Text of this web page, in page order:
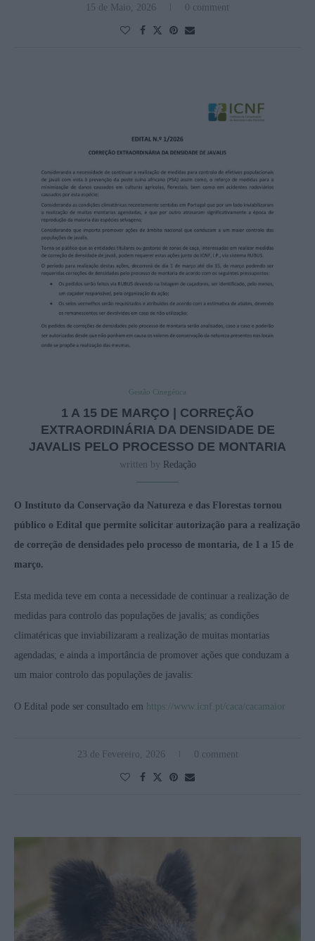
15 de Maio, 2026 0 comment
Gestão Cinegética
1 A 15 DE MARÇO | CORREÇÃO
EXTRAORDINÁRIA DA DENSIDADE DE
JAVALIS PELO PROCESSO DE MONTARIA
written by Redação
O Instituto da Conservação da Natureza e das Florestas tornou
público o Edital que permite solicitar autorização para a realização
de correção de densidades pelo processo de montaria, de 1 a 15 de
março.
Esta medida teve em conta a necessidade de continuar a realização de
medidas para controlo das populações de javalis; as condições
climatéricas que inviabilizaram a realização de muitas montarias
agendadas; e ainda a importância de promover ações que conduzam a
um maior controlo das populações de javalis:
O Edital pode ser consultado em https://www.icnf.pt/caca/cacamaior
23 de Fevereiro, 2026 0 comment